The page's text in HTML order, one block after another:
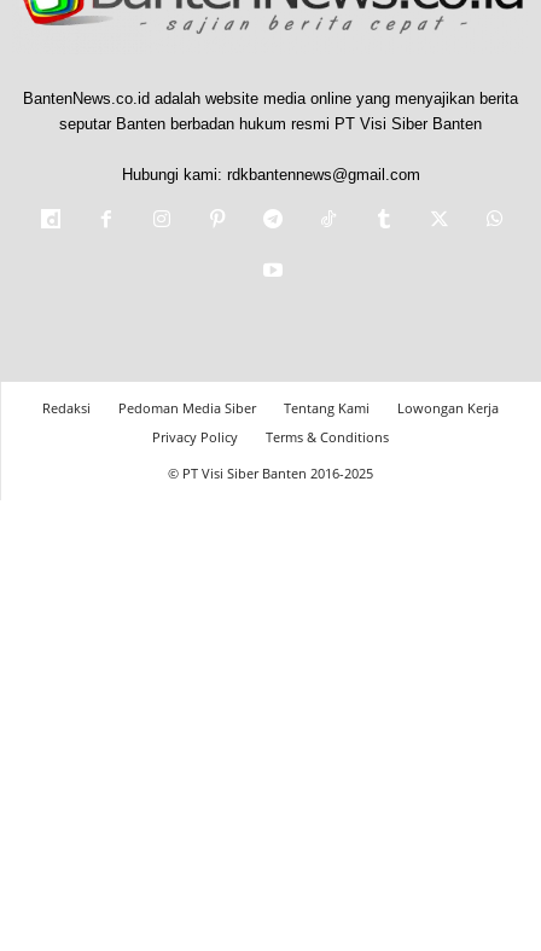
BantenNews.co.id adalah website media online yang menyajikan berita
seputar Banten berbadan hukum resmi PT Visi Siber Banten
Hubungi kami: rdkbantennews@gmail.com
Redaksi Pedoman Media Siber Tentang Kami
Lowongan Kerja
Privacy Policy
Terms & Conditions
© PT Visi Siber Banten 2016-2025